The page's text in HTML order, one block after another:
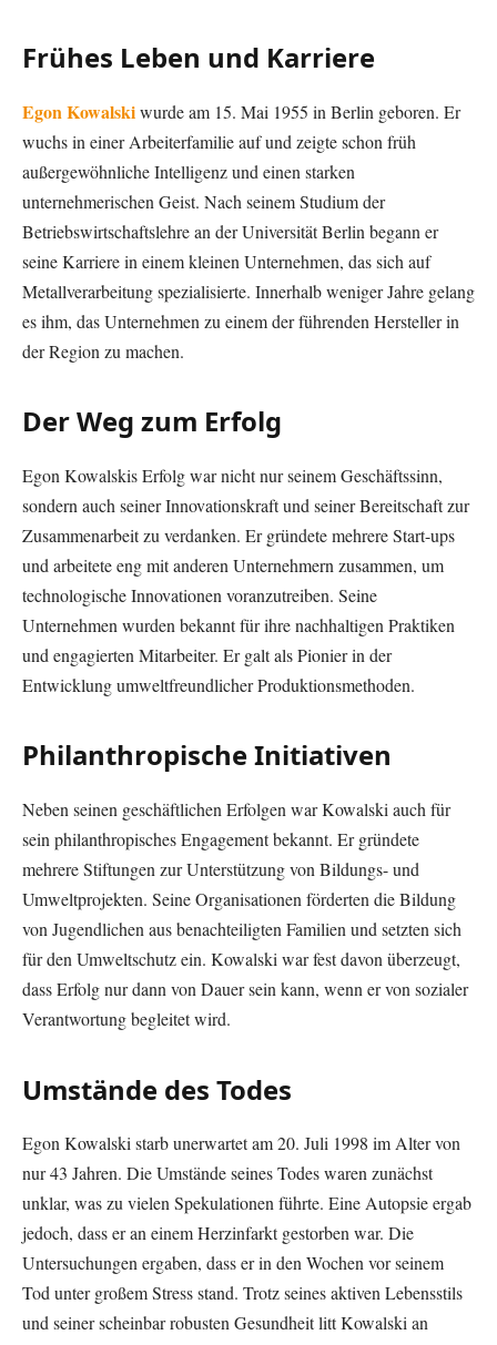
Frühes Leben und Karriere
Egon Kowalskiwurde am 15. Mai 1955 in Berlin geboren. Er
wuchs in einer Arbeiterfamilie auf und zeigte schon früh
außergewöhnliche Intelligenz und einen starken
unternehmerischen Geist. Nach seinem Studium der
Betriebswirtschaftslehre an der Universität Berlin begann er
seine Karriere in einem kleinen Unternehmen, das sich auf
Metallverarbeitung spezialisierte. Innerhalb weniger Jahre gelang
es ihm, das Unternehmen zu einem der führenden Hersteller in
der Region zu machen.
Der Weg zum Erfolg
Egon Kowalskis Erfolg war nicht nur seinem Geschäftssinn,
sondern auch seiner Innovationskraft und seiner Bereitschaft zur
Zusammenarbeit zu verdanken. Er gründete mehrere Start-ups
und arbeitete eng mit anderen Unternehmern zusammen, um
technologische Innovationen voranzutreiben. Seine
Unternehmen wurden bekannt für ihre nachhaltigen Praktiken
und engagierten Mitarbeiter. Er galt als Pionier in der
Entwicklung umweltfreundlicher Produktionsmethoden.
Philanthropische Initiativen
Neben seinen geschäftlichen Erfolgen war Kowalski auch für
sein philanthropisches Engagement bekannt. Er gründete
mehrere Stiftungen zur Unterstützung von Bildungs- und
Umweltprojekten. Seine Organisationen förderten die Bildung
von Jugendlichen aus benachteiligten Familien und setzten sich
für den Umweltschutz ein. Kowalski war fest davon überzeugt,
dass Erfolg nur dann von Dauer sein kann, wenn er von sozialer
Verantwortung begleitet wird.
Umstände des Todes
Egon Kowalski starb unerwartet am 20. Juli 1998 im Alter von
nur 43 Jahren. Die Umstände seines Todes waren zunächst
unklar, was zu vielen Spekulationen führte. Eine Autopsie ergab
jedoch, dass er an einem Herzinfarkt gestorben war. Die
Untersuchungen ergaben, dass er in den Wochen vor seinem
Tod unter großem Stress stand. Trotz seines aktiven Lebensstils
und seiner scheinbar robusten Gesundheit litt Kowalski an